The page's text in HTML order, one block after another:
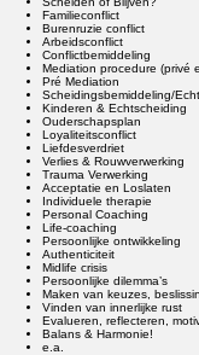
Familieconflict
Burenruzie conflict
Arbeidsconflict
Conflictbemiddeling
Mediation procedure (privé
Pré Mediation
Scheidingsbemiddeling/
Kinderen & Echtscheiding
Ouderschapsplan
Loyaliteitsconflict
Liefdesverdriet
Verlies & Rouwverwerking
Trauma Verwerking
Acceptatie en Loslaten
Individuele therapie
Personal Coaching
Life-coaching
Persoonlijke ontwikkeling
Authenticiteit
Midlife crisis
Persoonlijke dilemma’s
Maken van keuzes,
Vinden van innerlijke rust
Evalueren, reflecteren,
Balans & Harmonie!
e.a.